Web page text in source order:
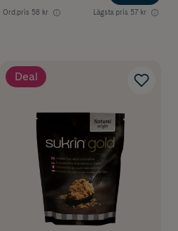
Ord.pris 58 kr Lägsta pris 57 kr
Deal